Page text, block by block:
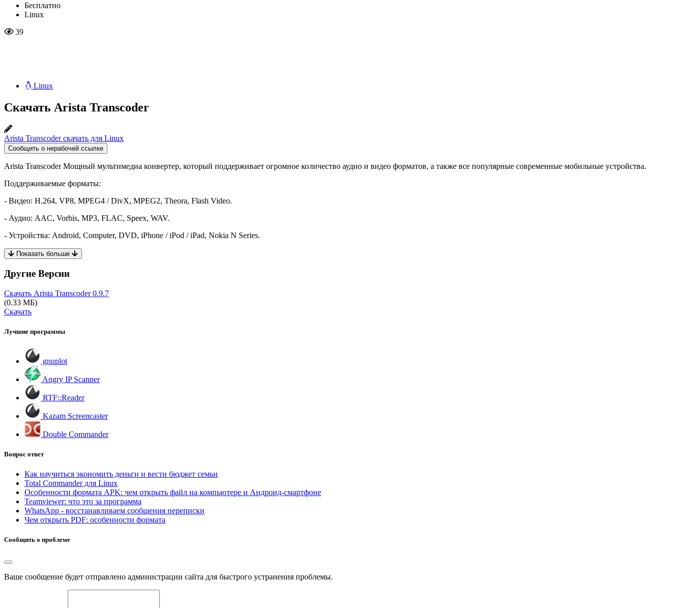
Бесплатно
Linux
39
Linux
Скачать Arista Transcoder
Arista Transcoder скачать для Linux
Сообщить о нерабочей ссылке
Arista Transcoder Мощный мультимедиа конвертер, который поддерживает огромное количество аудио и видео форматов, а также все популярные современные мобильные устройства.
Поддерживаемые форматы:
- Видео: H.264, VP8, MPEG4 / DivX, MPEG2, Theora, Flash Video.
- Аудио: AAC, Vorbis, MP3, FLAC, Speex, WAV.
- Устройства: Android, Computer, DVD, iPhone / iPod / iPad, Nokia N Series.
Показать больше
Другие Версии
Скачать Arista Transcoder0.9.7
(0.33 МБ)
Скачать
Лучшие программы
gnuplot
Angry IP Scanner
RTF::Reader
Kazam Screencaster
Double Commander
Вопрос ответ
Как научиться экономить деньги и вести бюджет семьи
Total Commander для Linux
Особенности формата APK: чем открыть файл на компьютере и Андроид-смартфоне
Teamviewer: что это за программа
WhatsApp - восстанавливаем сообщения переписки
Чем открыть PDF: особенности формата
Сообщить о проблеме
Ваше сообщение будет отправлено администрации сайта для быстрого устранения проблемы.